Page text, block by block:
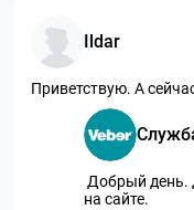
Ildar
Приветствую. А
Добрый день.
на сайте.